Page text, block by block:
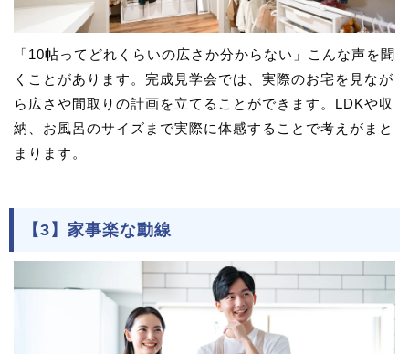
「10帖ってどれくらいの広さか分からない」こんな声を聞
くことがあります。完成見学会では、実際のお宅を見なが
ら広さや間取りの計画を立てることができます。LDKや収
納、お風呂のサイズまで実際に体感することで考えがまと
まります。
【3】家事楽な動線